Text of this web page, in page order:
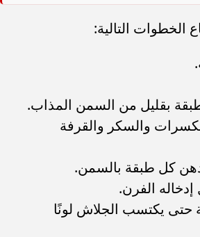
الخطوات التالية:
بقليل من السمن المذاب.
والسكر والقرفة
كل طبقة بالسمن.
الفرن.
إلى الفرن لمدة تتراوح بين 30 و40 دقيقة حتى يكتسب الجلاش لونًا